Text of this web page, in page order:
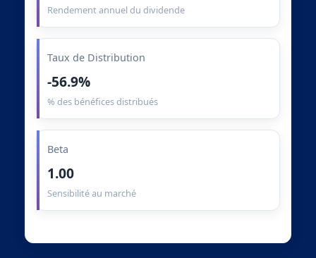
Rendement annuel du dividende
Taux de Distribution
-56.9%
% des bénéfices distribués
Beta
1.00
Sensibilité au marché